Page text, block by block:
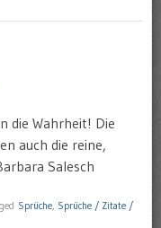
die Wahrheit! Die
auch die reine,
Salesch
Sprüche, Sprüche / Zitate /